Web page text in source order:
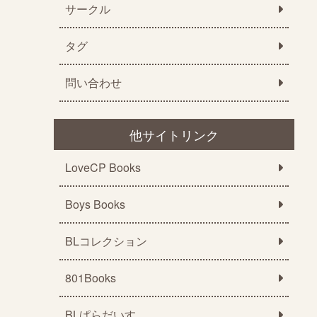
サークル
タグ
問い合わせ
他サイトリンク
LoveCP Books
Boys Books
BLコレクション
801Books